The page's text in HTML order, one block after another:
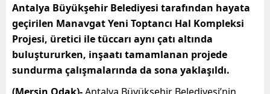
Antalya Büyükşehir Belediyesi tarafından hayata
geçirilen Manavgat Yeni Toptancı Hal Kompleksi
Projesi, üretici ile tüccarı aynı çatı altında
buluştururken, inşaatı tamamlanan projede
sundurma çalışmalarında da sona yaklaşıldı.